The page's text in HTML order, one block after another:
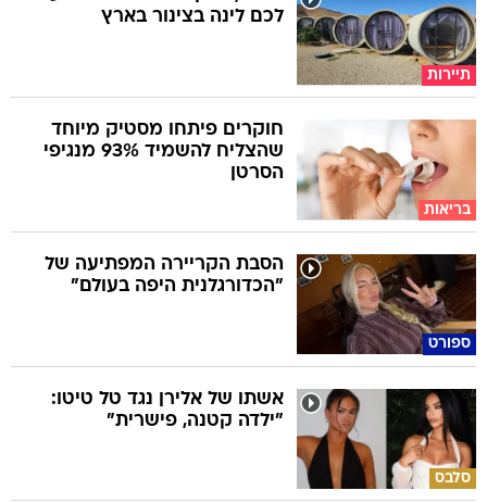
תיירות
לכם לינה בצינור בארץ
בריאות
חוקרים פיתחו מסטיק מיוחד
שהצליח להשמיד 93% מנגיפי
הסרטן
ספורט
הסבת הקריירה המפתיעה של
"הכדורגלנית היפה בעולם"
סלבס
אשתו של אלירן נגד טל טיטו:
"ילדה קטנה, פישרית"